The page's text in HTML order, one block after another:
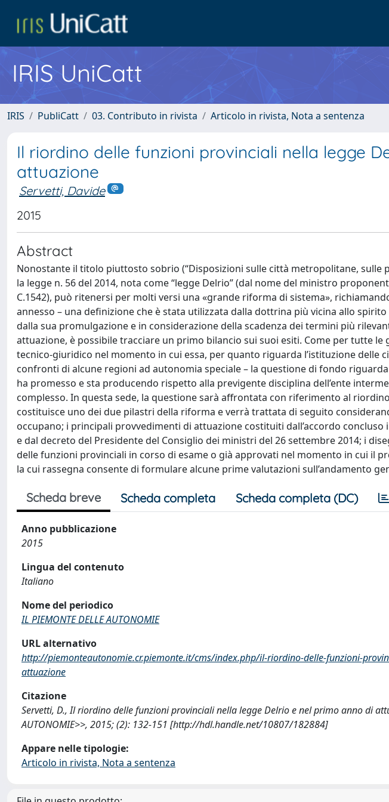
IRIS UniCatt
IRIS PubliCatt 03. Contributo in rivista Articolo in rivista, Nota a sentenza
Il riordino delle funzioni provinciali nella legge
attuazione
Servetti, Davide
2015
Abstract
Nonostante il titolo piuttosto sobrio (“Disposizioni sulle città metropolitane, sulle
la legge n. 56 del 2014, nota come “legge Delrio” (dal nome del ministro
C.1542), può ritenersi per molti versi una «grande riforma di sistema»,
annesso – una definizione che è stata utilizzata dalla dottrina più vicina allo
dalla sua promulgazione e in considerazione della scadenza dei termini più
attuazione, è possibile tracciare un primo bilancio sui suoi esiti. Come per tutte
tecnico-giuridico nel momento in cui essa, per quanto riguarda l’istituzione delle
confronti di alcune regioni ad autonomia speciale – la questione di fondo
ha promesso e sta producendo rispetto alla previgente disciplina dell’ente
complesso. In questa sede, la questione sarà affrontata con riferimento al
costituisce uno dei due pilastri della riforma e verrà trattata di seguito
occupano; i principali provvedimenti di attuazione costituiti dall’accordo concluso
e dal decreto del Presidente del Consiglio dei ministri del 26 settembre 2014; i
delle funzioni provinciali in corso di esame o già approvati nel momento in cui il
la cui rassegna consente di formulare alcune prime valutazioni sull’andamento
Scheda breve Scheda completa Scheda completa (DC)
Anno pubblicazione
2015
Lingua del contenuto
Italiano
Nome del periodico
IL PIEMONTE DELLE AUTONOMIE
URL alternativo
http://piemonteautonomie.cr.piemonte.it/cms/index.php/il-riordino-delle-funzioni-
attuazione
Citazione
Servetti, D., Il riordino delle funzioni provinciali nella legge Delrio e nel primo anno di
AUTONOMIE>>, 2015; (2): 132-151 [http://hdl.handle.net/10807/182884]
Appare nelle tipologie:
Articolo in rivista, Nota a sentenza